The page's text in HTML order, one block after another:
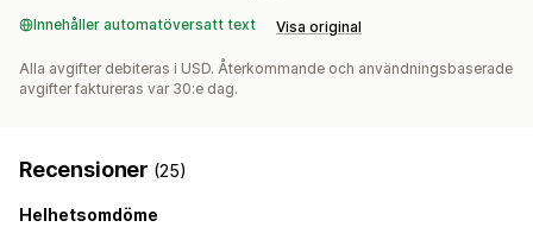
Innehåller automatöversatt text Visa original
Alla avgifter debiteras i USD. Återkommande och användningsbaserade
avgifter faktureras var 30:e dag.
Recensioner (25)
Helhetsomdöme